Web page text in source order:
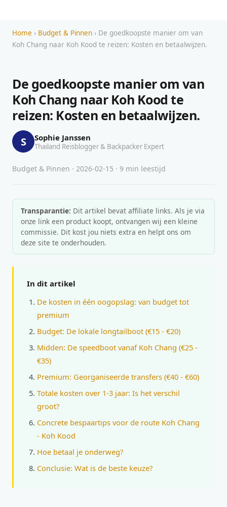
Home › Budget & Pinnen › De goedkoopste manier om van
Koh Chang naar Koh Kood te reizen: Kosten en betaalwijzen.
De goedkoopste manier om van
Koh Chang naar Koh Kood te
reizen: Kosten en betaalwijzen.
S Sophie Janssen
Thailand Reisblogger & Backpacker Expert
Budget & Pinnen · 2026-02-15 · 9 min leestijd
Transparantie: Dit artikel bevat affiliate links. Als je via
onze link een product koopt, ontvangen wij een kleine
commissie. Dit kost jou niets extra en helpt ons om
deze site te onderhouden.
In dit artikel
De kosten in één oogopslag: van budget tot
premium
Budget: De lokale longtailboot (€15 - €20)
Midden: De speedboot vanaf Koh Chang (€25 -
€35)
Premium: Georganiseerde transfers (€40 - €60)
Totale kosten over 1-3 jaar: Is het verschil
groot?
Concrete bespaartips voor de route Koh Chang
- Koh Kood
Hoe betaal je onderweg?
Conclusie: Wat is de beste keuze?